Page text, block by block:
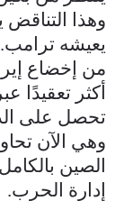
وهذا
يعيشه ترامب.
من إخضاع
أكثر
تحصل على
وهي الآن
الصين
إدارة الحرب.